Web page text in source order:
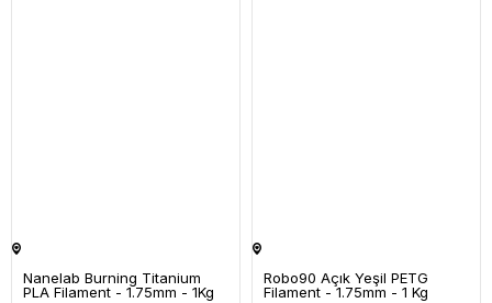
Nanelab Burning Titanium
PLA Filament - 1.75mm - 1Kg
Robo90 Açık Yeşil PETG
Filament - 1.75mm - 1 Kg